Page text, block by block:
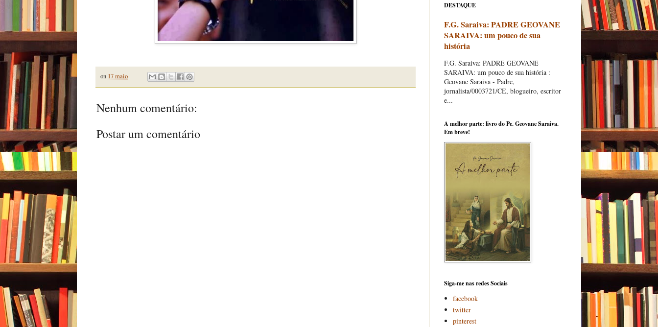
on 17 maio
Nenhum comentário:
Postar um comentário
DESTAQUE
F.G. Saraiva: PADRE GEOVANE
SARAIVA: um pouco de sua
história
F.G. Saraiva: PADRE GEOVANE
SARAIVA: um pouco de sua história :
Geovane Saraiva - Padre,
jornalista/0003721/CE, blogueiro, escritor
e...
A melhor parte: livro do Pe. Geovane Saraiva.
Em breve!
Siga-me nas redes Sociais
facebook
twitter
pinterest